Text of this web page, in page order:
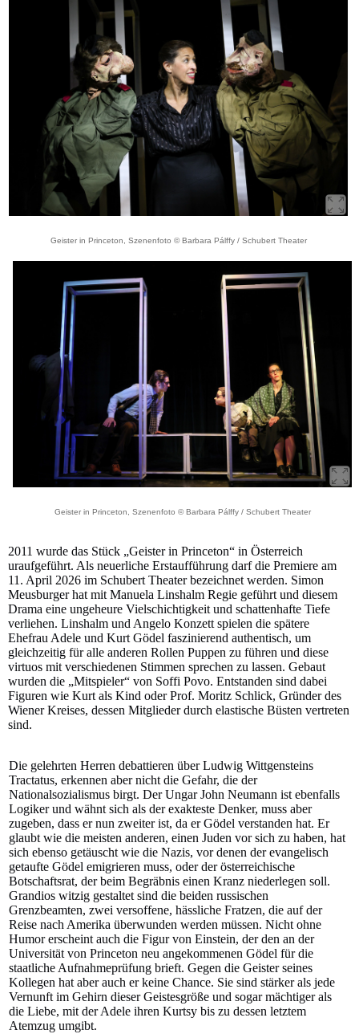
Geister in Princeton, Szenenfoto © Barbara Pálffy / Schubert Theater
Geister in Princeton, Szenenfoto © Barbara Pálffy / Schubert Theater
2011 wurde das Stück „Geister in Princeton“ in Österreich
uraufgeführt. Als neuerliche Erstaufführung darf die Premiere am
11. April 2026 im Schubert Theater bezeichnet werden. Simon
Meusburger hat mit Manuela Linshalm Regie geführt und diesem
Drama eine ungeheure Vielschichtigkeit und schattenhafte Tiefe
verliehen. Linshalm und Angelo Konzett spielen die spätere
Ehefrau Adele und Kurt Gödel faszinierend authentisch, um
gleichzeitig für alle anderen Rollen Puppen zu führen und diese
virtuos mit verschiedenen Stimmen sprechen zu lassen. Gebaut
wurden die „Mitspieler“ von Soffi Povo. Entstanden sind dabei
Figuren wie Kurt als Kind oder Prof. Moritz Schlick, Gründer des
Wiener Kreises, dessen Mitglieder durch elastische Büsten vertreten
sind.
Die gelehrten Herren debattieren über Ludwig Wittgensteins
Tractatus, erkennen aber nicht die Gefahr, die der
Nationalsozialismus birgt. Der Ungar John Neumann ist ebenfalls
Logiker und wähnt sich als der exakteste Denker, muss aber
zugeben, dass er nun zweiter ist, da er Gödel verstanden hat. Er
glaubt wie die meisten anderen, einen Juden vor sich zu haben, hat
sich ebenso getäuscht wie die Nazis, vor denen der evangelisch
getaufte Gödel emigrieren muss, oder der österreichische
Botschaftsrat, der beim Begräbnis einen Kranz niederlegen soll.
Grandios witzig gestaltet sind die beiden russischen
Grenzbeamten, zwei versoffene, hässliche Fratzen, die auf der
Reise nach Amerika überwunden werden müssen. Nicht ohne
Humor erscheint auch die Figur von Einstein, der den an der
Universität von Princeton neu angekommenen Gödel für die
staatliche Aufnahmeprüfung brieft. Gegen die Geister seines
Kollegen hat aber auch er keine Chance. Sie sind stärker als jede
Vernunft im Gehirn dieser Geistesgröße und sogar mächtiger als
die Liebe, mit der Adele ihren Kurtsy bis zu dessen letztem
Atemzug umgibt.